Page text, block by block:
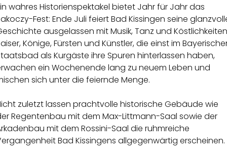
wahres Historienspektakel bietet Jahr für Jahr das
Fest: Ende Juli feiert Bad Kissingen seine
ausgelassen mit Musik, Tanz und
Könige, Fürsten und Künstler, die einst im
als Kurgäste ihre Spuren hinterlassen haben,
ein Wochenende lang zu neuem Leben und
sich unter die feiernde Menge.
zuletzt lassen prachtvolle historische Gebäude wie
Regentenbau mit dem Max-Littmann-Saal sowie der
mit dem Rossini-Saal die ruhmreiche
Bad Kissingens allgegenwärtig erscheinen.